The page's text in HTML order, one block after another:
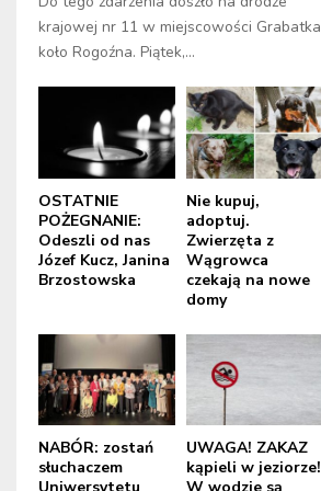
krajowej nr 11 w miejscowości Grabatka
koło Rogoźna. Piątek,...
OSTATNIE
POŻEGNANIE:
Odeszli od nas
Józef Kucz, Janina
Brzostowska
Nie kupuj,
adoptuj.
Zwierzęta z
Wągrowca
czekają na nowe
domy
NABÓR: zostań
słuchaczem
UWAGA! ZAKAZ
kąpieli w jeziorze!